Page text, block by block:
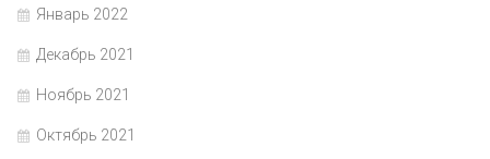
Январь 2022
Декабрь 2021
Ноябрь 2021
Октябрь 2021